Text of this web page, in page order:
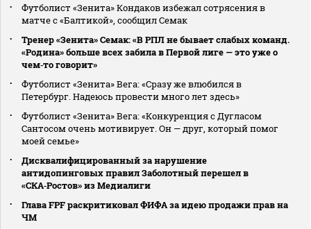
Футболист «Зенита» Кондаков избежал сотрясения в
матче с «Балтикой», сообщил Семак
Тренер «Зенита» Семак: «В РПЛ не бывает слабых команд.
«Родина» больше всех забила в Первой лиге — это уже о
чем‑то говорит»
Футболист «Зенита» Вега: «Сразу же влюбился в
Петербург. Надеюсь провести много лет здесь»
Футболист «Зенита» Вега: «Конкуренция с Дугласом
Сантосом очень мотивирует. Он — друг, который помог
моей семье»
Дисквалифицированный за нарушение
антидопинговых правил Заболотный перешел в
«СКА‑Ростов» из Медиалиги
Глава FPF раскритиковал ФИФА за идею продажи прав на
ЧМ